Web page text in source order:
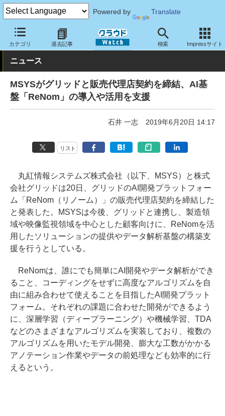
Powered by Translate
カテゴリ 過去記事 検索 Impressサイト
クラウド Watch トピック 協業・提携 国内
ニュース
MSYSがグリッドと販売代理店契約を締結、AI基
盤「ReNom」の導入や活用を支援
石井 一志 2019年6月20日 14:17
リスト
丸紅情報システムズ株式会社（以下、MSYS）と株式
会社グリッドは20日、グリッドのAI開発プラットフォー
ム「ReNom（リノーム）」の販売代理店契約を締結した
と発表した。MSYSは今後、グリッドと連携し、製造領
域や映像監視領域を中心とした顧客向けに、ReNomを活
用したソリューションの提供やデータ解析基盤の構築支
援を行うとしている。
ReNomは、誰にでも簡単にAI開発やデータ解析ができ
ること、コーディングをせずに高度なアルゴリズムを自
由に組み合わせて使えることを目指したAI開発プラット
フォーム。それぞれの課題に合わせた開発ができるよう
に、深層学習（ディープラーニング）や機械学習、TDA
などのさまざまなアルゴリズムを実装しており、複数の
アルゴリズムを用いたモデル開発、膨大な工数がかかる
アノテーション作業やデータの前処理なども効率的に行
えるという。